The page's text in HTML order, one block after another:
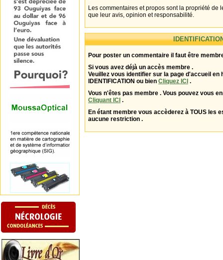
Les commentaires et propos sont la propriété de
que leur avis, opinion et responsabilité.
Pour poster un commentaire il faut être
Si vous avez déjà un accès membre .
Veuillez vous identifier sur la page d'accueil en
IDENTIFICATION ou bien Cliquez ICI .
Vous n'êtes pas membre . Vous pouvez vous
Cliquant ICI .
En étant membre vous accèderez à TOUS les
aucune restriction .